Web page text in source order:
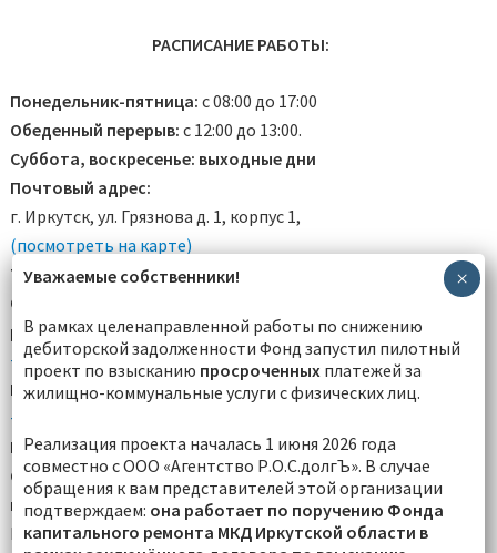
РАСПИСАНИЕ РАБОТЫ:
Понедельник-пятница: с 08:00 до 17:00
Обеденный перерыв: с 12:00 до 13:00.
Суббота, воскресенье: выходные дни
Почтовый адрес:
г. Иркутск, ул. Грязнова д. 1, корпус 1,
(посмотреть на карте)
Телефоны:
Отдел начисления взносов на капитальный ремонт и
работы с населением:
+7(3952)280-122
Приемная генерального директора:
+7(3952)
Правовой отдел юридической службы:+7(3952)
Служба технического заказчика (вопросы по
проведению капитального ремонта):+7(3952) 280-128
Написать обращение:https://fkr38.ru/pos/
Уважаемые собственники!
В рамках целенаправленной работы по снижению
дебиторской задолженности Фонд запустил пилотный
проект по взысканию просроченных платежей за
жилищно-коммунальные услуги с физических лиц.
Реализация проекта началась 1 июня 2026 года
совместно с ООО «Агентство Р.О.С.долгЪ». В случае
обращения к вам представителей этой организации
подтверждаем: она работает по поручению Фонда
капитального ремонта МКД Иркутской области в
×